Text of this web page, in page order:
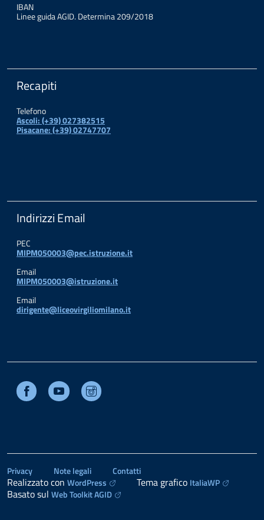
IBAN
Linee guida AGID. Determina 209/2018
Recapiti
Telefono
Ascoli: (+39) 027382515
Pisacane: (+39) 02747707
Indirizzi Email
PEC
MIPM050003@pec.istruzione.it
Email
MIPM050003@istruzione.it
Email
dirigente@liceovirgiliomilano.it
Facebook Youtube
Privacy Note legali Contatti
Realizzato con WordPress Tema grafico ItaliaWP
Basato sul Web Toolkit AGID